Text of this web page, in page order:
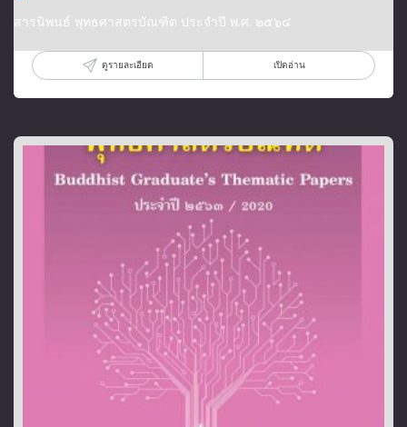
สารนิพนธ์ พุทธศาสตรบัณฑิต ประจำปี พ.ศ. ๒๕๖๔
ดูรายละเอียด เปิดอ่าน